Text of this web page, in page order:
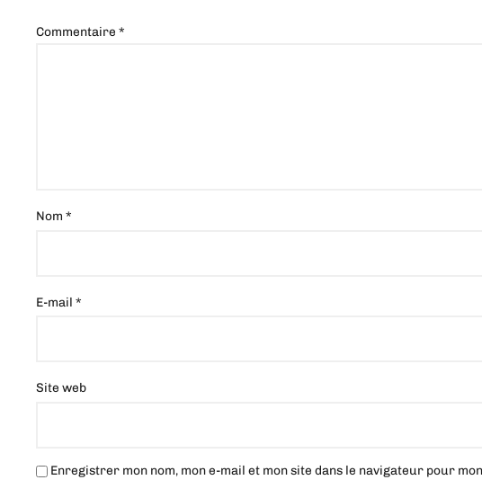
Commentaire *
Nom *
E-mail *
Site web
Enregistrer mon nom, mon e-mail et mon site dans le navigateur pour